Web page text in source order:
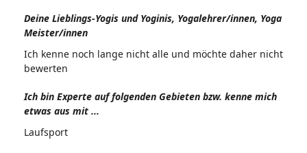
Deine Lieblings-Yogis und Yoginis, Yogalehrer/innen, Yoga
Meister/innen
Ich kenne noch lange nicht alle und möchte daher nicht
bewerten
Ich bin Experte auf folgenden Gebieten bzw. kenne mich
etwas aus mit ...
Laufsport